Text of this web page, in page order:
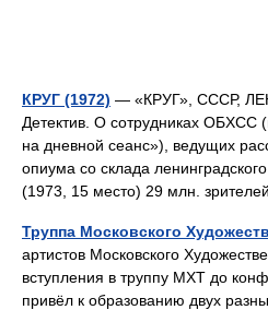
КРУГ (1972) — «КРУГ», СССР,
Детектив. О сотрудниках ОБХСС
на дневной сеанс»), ведущих
опиума со склада
(1973, 15 место) 29 млн.
Труппа Московского
артистов Московского
вступления в труппу МХТ до
привёл к образованию двух